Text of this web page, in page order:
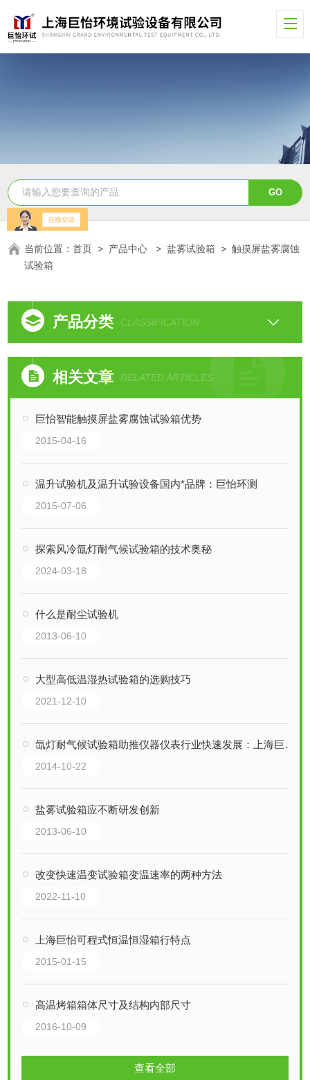
当前位置：首页 > 产品中心 >盐雾试验箱 >触摸屏盐雾腐蚀
试验箱
产品分类 CLASSIFICATION
相关文章 RELATED ARTICLES
巨怡智能触摸屏盐雾腐蚀试验箱优势
2015-04-16
温升试验机及温升试验设备国内*品牌：巨怡环测
2015-07-06
探索风冷氙灯耐气候试验箱的技术奥秘
2024-03-18
什么是耐尘试验机
2013-06-10
大型高低温湿热试验箱的选购技巧
2021-12-10
氙灯耐气候试验箱助推仪器仪表行业快速发展：上海巨怡品牌
2014-10-22
盐雾试验箱应不断研发创新
2013-06-10
改变快速温变试验箱变温速率的两种方法
2022-11-10
上海巨怡可程式恒温恒湿箱行特点
2015-01-15
高温烤箱箱体尺寸及结构内部尺寸
2016-10-09
查看全部